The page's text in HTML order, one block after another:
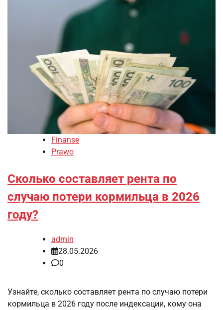
Finanse
Prawo
Сколько составляет рента по
случаю потери кормильца в 2026
году?
admin
28.05.2026
0
Узнайте, сколько составляет рента по случаю потери
кормильца в 2026 году после индексации, кому она